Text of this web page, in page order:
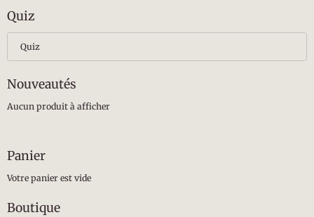
Quiz
Quiz
Nouveautés
Aucun produit à afficher
Panier
Votre panier est vide
Boutique